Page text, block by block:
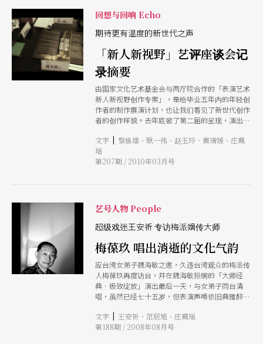
回想与回响 Echo
期待更有温度的新世代之声
「新人新视野」艺评座谈会记
录摘要
由国家文化艺术基金会与两厅院合作的「表演艺术
新人新视野创作专案」，是给毕业五年内的年轻创
作者的制作展演计划，也让我们看见了新世代创作
者的创作样貌。去年底做了第二届的呈现，演出后
选的三位委员，一起发表他们对此次发表作品的看
法与观察。
文字 | 黎焕雄、耿一伟、赵玉玲、黄靖媛、庄珮
瑶
第207期 / 2010年03月号
艺号人物 People
超级戏迷王安祈 专访梅派嫡传大师
梅葆玖 唱出消逝的文化气韵
应台湾女弟子魏海敏之邀，久违台湾观众的梅派传
人梅葆玖再度访台，并在魏海敏担纲的「大师经
典．极致绽放」演出最后一天，与女弟子同台清
唱，虽然已经七十五岁，但表演声嗓依旧典雅醉
王安祈教授，专访大师，一谈梅派艺术的表演精髓
与自幼跟随父亲梅兰芳的习艺点滴
文字 | 王安祈、范辰旭、庄珮瑶
第188期 / 2008年08月号